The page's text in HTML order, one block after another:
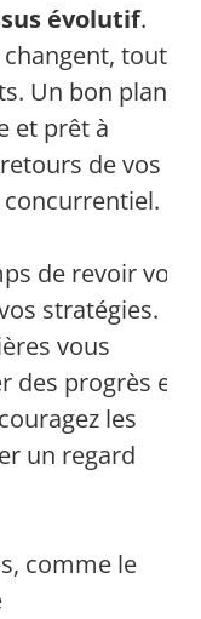
évolutif.
tout
Un bon plan
et prêt à
de vos
de revoir vos
stratégies.
vous
des progrès et
les
un regard
comme le